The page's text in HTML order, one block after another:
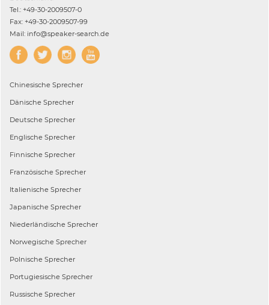
Tel.: +49-30-2009507-0
Fax: +49-30-2009507-99
Mail: info@speaker-search.de
Chinesische Sprecher
Dänische Sprecher
Deutsche Sprecher
Englische Sprecher
Finnische Sprecher
Französische Sprecher
Italienische Sprecher
Japanische Sprecher
Niederländische Sprecher
Norwegische Sprecher
Polnische Sprecher
Portugiesische Sprecher
Russische Sprecher